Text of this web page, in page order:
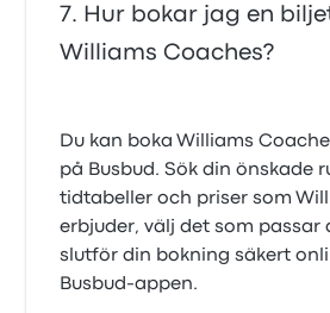
Hur bokar jag en
Williams Coaches?
Du kan boka Williams
på Busbud. Sök din önskade
tidtabeller och priser som
erbjuder, välj det som passar
slutför din bokning säkert
Busbud-appen.